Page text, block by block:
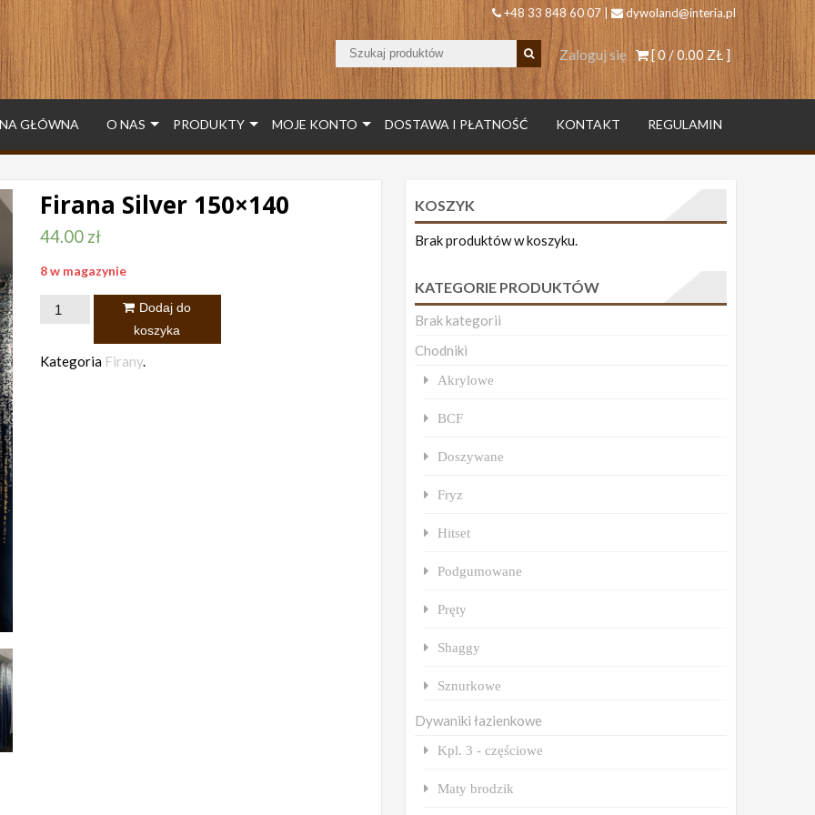
+48 33 848 60 07 | dywoland@interia.pl
[ 0 /0.00 ZŁ]
Zaloguj się
GŁÓWNA O NAS PRODUKTY MOJE KONTO DOSTAWA I PŁATNOŚĆ KONTAKT REGULAMIN
Firana Silver 150×140
44.00 zł
8 w magazynie
ilość
Silver
Dodaj do
koszyka
Kategoria Firany.
KOSZYK
Brak produktów w koszyku.
KATEGORIE PRODUKTÓW
Brak kategorii
Chodniki
Akrylowe
BCF
Doszywane
Fryz
Hitset
Podgumowane
Pręty
Shaggy
Sznurkowe
Dywaniki łazienkowe
Kpl. 3 - częściowe
Maty brodzik